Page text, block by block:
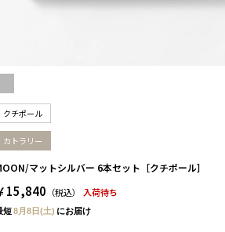
クチポール
カトラリー
マットシルバー 6本セット［クチポール］
15,840 （税込） 入荷待ち
短8月8日(土) にお届け